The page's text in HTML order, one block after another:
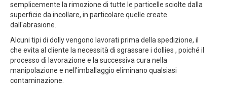
semplicemente la rimozione di tutte le particelle sciolte dalla
superficie da incollare, in particolare quelle create
dall'abrasione.
Alcuni tipi di dolly vengono lavorati prima della spedizione, il
che evita al cliente la necessità di sgrassare i dollies , poiché il
processo di lavorazione e la successiva cura nella
manipolazione e nell'imballaggio eliminano qualsiasi
contaminazione.